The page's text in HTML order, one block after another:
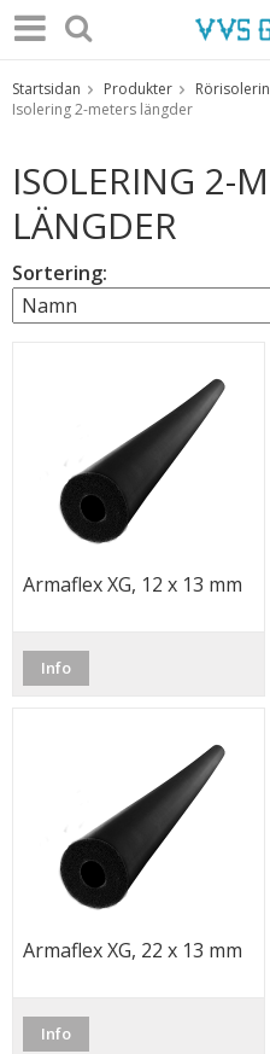
Produkten har blivit
Startsidan Produkter
Isolering 2-meters längder
ISOLERING 2-
LÄNGDER
Sortering:
Armaflex XG, 12 x 13 mm
Info
Armaflex XG, 22 x 13 mm
Info